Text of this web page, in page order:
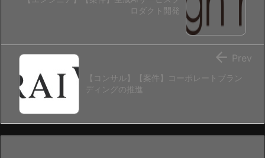
ロダクト開発
【コンサル】【案件】コーポレートブラン
ディングの推進
 Prev